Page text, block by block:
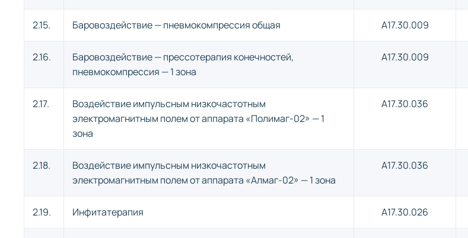
2.15. Баровоздействие — пневмокомпрессия общая A17.30.009
2.16.
Баровоздействие — прессотерапия конечностей,
пневмокомпрессия — 1 зона
A17.30.009
2.17.
Воздействие импульсным низкочастотным
электромагнитным полем от аппарата «Полимаг-02» — 1
зона
A17.30.036
2.18.
Воздействие импульсным низкочастотным
электромагнитным полем от аппарата «Алмаг-02» — 1 зона
A17.30.036
2.19. Инфитатерапия A17.30.026